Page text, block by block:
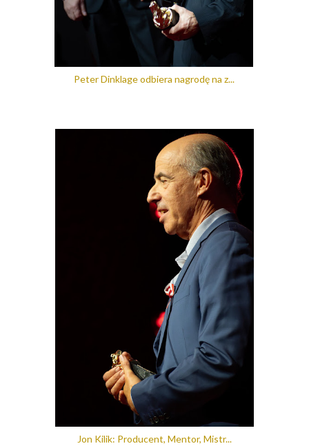
Peter Dinklage odbiera nagrodę na z...
Jon Kilik: Producent, Mentor, Mistr...